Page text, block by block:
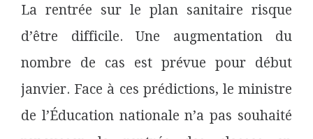
La rentrée sur le plan sanitaire risque
d’être difficile. Une augmentation du
nombre de cas est prévue pour début
janvier. Face à ces prédictions, le ministre
de l’Éducation nationale n’a pas souhaité